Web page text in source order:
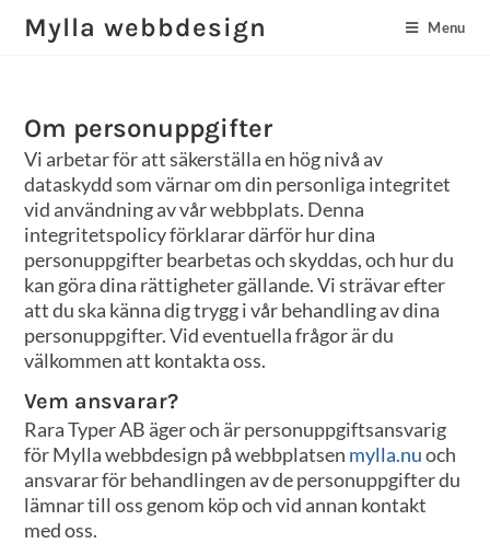
Mylla webbdesign Menu
Om personuppgifter
Vi arbetar för att säkerställa en hög nivå av
dataskydd som värnar om din personliga integritet
vid användning av vår webbplats. Denna
integritetspolicy förklarar därför hur dina
personuppgifter bearbetas och skyddas, och hur du
kan göra dina rättigheter gällande. Vi strävar efter
att du ska känna dig trygg i vår behandling av dina
personuppgifter. Vid eventuella frågor är du
välkommen att kontakta oss.
Vem ansvarar?
Rara Typer AB äger och är personuppgiftsansvarig
för Mylla webbdesign på webbplatsen mylla.nuoch
ansvarar för behandlingen av de personuppgifter du
lämnar till oss genom köp och vid annan kontakt
med oss.